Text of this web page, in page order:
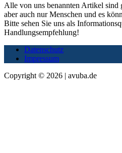
Alle von uns benannten Artikel sind
aber auch nur Menschen und es
Bitte sehen Sie uns als
Handlungsempfehlung!
Datenschutz
Impressum
Copyright © 2026 | avuba.de